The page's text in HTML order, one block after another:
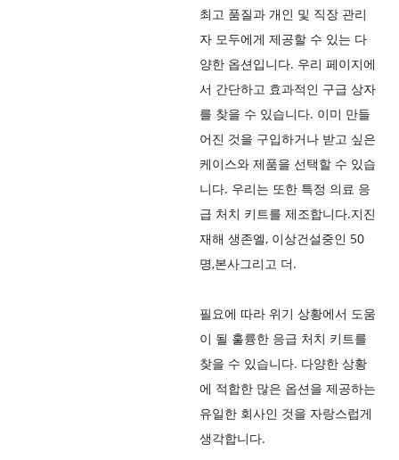
최고 품질과 개인 및 직장 관리
자 모두에게 제공할 수 있는 다
양한 옵션입니다. 우리 페이지에
서 간단하고 효과적인 구급 상자
를 찾을 수 있습니다. 이미 만들
어진 것을 구입하거나 받고 싶은
케이스와 제품을 선택할 수 있습
니다. 우리는 또한 특정 의료 응
급 처치 키트를 제조합니다.지진
재해 생존엘, 이상건설중인 50
명,본사그리고 더.
필요에 따라 위기 상황에서 도움
이 될 훌륭한 응급 처치 키트를
찾을 수 있습니다. 다양한 상황
에 적합한 많은 옵션을 제공하는
유일한 회사인 것을 자랑스럽게
생각합니다.